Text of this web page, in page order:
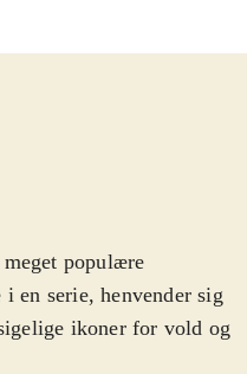
populære
en serie, henvender sig
ikoner for vold og